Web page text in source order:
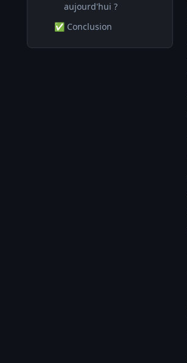
aujourd'hui ?
✅ Conclusion